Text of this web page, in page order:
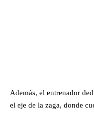
Además, el entrenador
el eje de la zaga, donde